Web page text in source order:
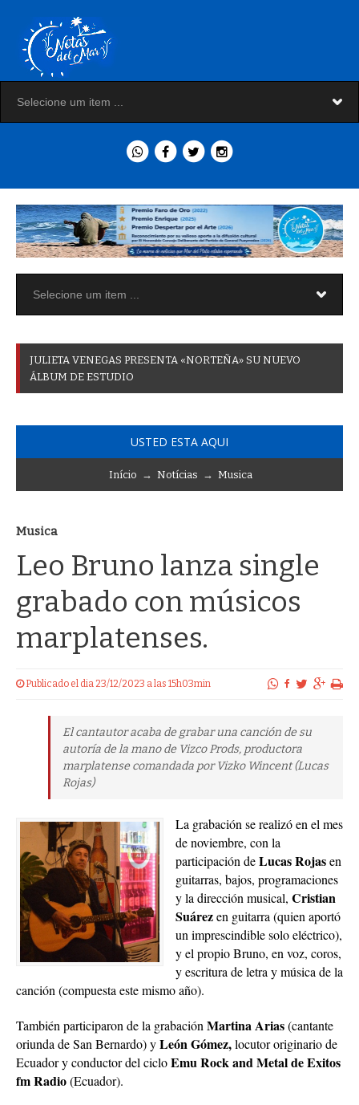
JULIETA VENEGAS PRESENTA «NORTEÑA» SU NUEVO
ÁLBUM DE ESTUDIO
USTED ESTA AQUI
Início → Notícias → Musica
Musica
Leo Bruno lanza single
grabado con músicos
marplatenses.
Publicado el dia 23/12/2023 a las 15h03min
El cantautor acaba de grabar una canción de su
autoría de la mano de Vizco Prods, productora
marplatense comandada por Vizko Wincent (Lucas
Rojas)
La grabación se realizó en el mes
de noviembre, con la
participación deLucas Rojasen
guitarras, bajos, programaciones
y la dirección musical, Cristian
Suárezen guitarra (quien aportó
un imprescindible solo eléctrico),
y el propio Bruno, en voz, coros,
y escritura de letra y música de la
canción (compuesta este mismo año).
También participaron de la grabación Martina Arias(cantante
oriunda de San Bernardo) yLeón Gómez,locutor originario de
Ecuador y conductor del cicloEmu Rock and Metal de Exitos
fm Radio(Ecuador).